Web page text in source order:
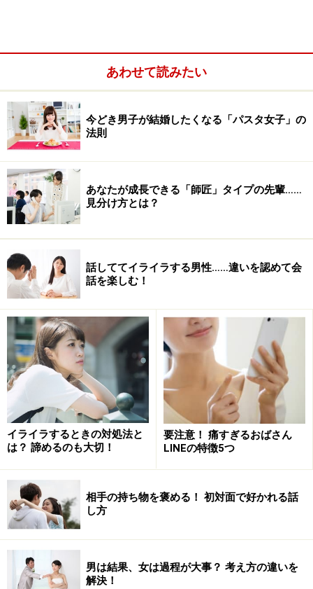
1.「いいね！」だけじゃなく、「コメン
ト」をプレゼント
セをつけて
まず、よく目につくのが、「いいね！」だけを押して満
足をしている人。もちろん、スルーするよりは素晴らし
いことなのですが、とてももったいないです！
なぜなら、「いいね！」は、たくさん押されてもパッと
見では、「234いいね！」というように、ただの数字に
しかみえませんよね。せっかくなら、ポチッと「いい
ね！」ボタンをタッチしていたその手を、今日からコメ
ント欄に移動しましょう！
なんだ、普通のことじゃないかと思いましたか？ でも、
これが、コミュニケーションのABCです。
A：当たり前を
B：バカにしないで
C：ちゃんとやろう
あわせて読みたい
今どき男子が結婚したくなる「パスタ女子」の
法則
あなたが成長できる「師匠」タイプの先輩……
見分け方とは？
話しててイライラする男性……違いを認めて会
話を楽しむ！
イライラするときの対処法と
は？ 諦めるのも大切！
要注意！ 痛すぎるおばさん
LINEの特徴5つ
相手の持ち物を褒める！ 初対面で好かれる話
し方
男は結果、女は過程が大事？ 考え方の違いを
解決！